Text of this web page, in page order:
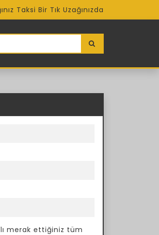
Taksi Bir Tık Uzağınızda
merak ettiğiniz tüm